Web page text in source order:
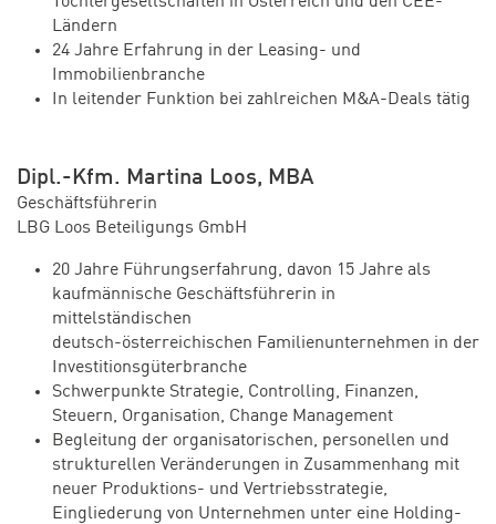
Ländern
24 Jahre Erfahrung in der Leasing- und
Immobilienbranche
In leitender Funktion bei zahlreichen M&A-Deals tätig
Dipl.-Kfm. Martina Loos, MBA
Geschäftsführerin
LBG Loos Beteiligungs GmbH
20 Jahre Führungserfahrung, davon 15 Jahre als
kaufmännische Geschäftsführerin in
mittelständischen
deutsch-österreichischen Familienunternehmen in der
Investitionsgüterbranche
Schwerpunkte Strategie, Controlling, Finanzen,
Steuern, Organisation, Change Management
Begleitung der organisatorischen, personellen und
strukturellen Veränderungen in Zusammenhang mit
neuer Produktions- und Vertriebsstrategie,
Eingliederung von Unternehmen unter eine Holding-